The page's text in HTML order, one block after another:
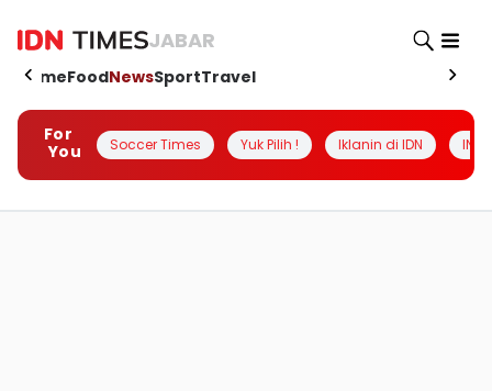
JABAR
HomeFoodNewsSportTravel
For
You
Soccer Times Yuk Pilih ! Iklanin di IDN